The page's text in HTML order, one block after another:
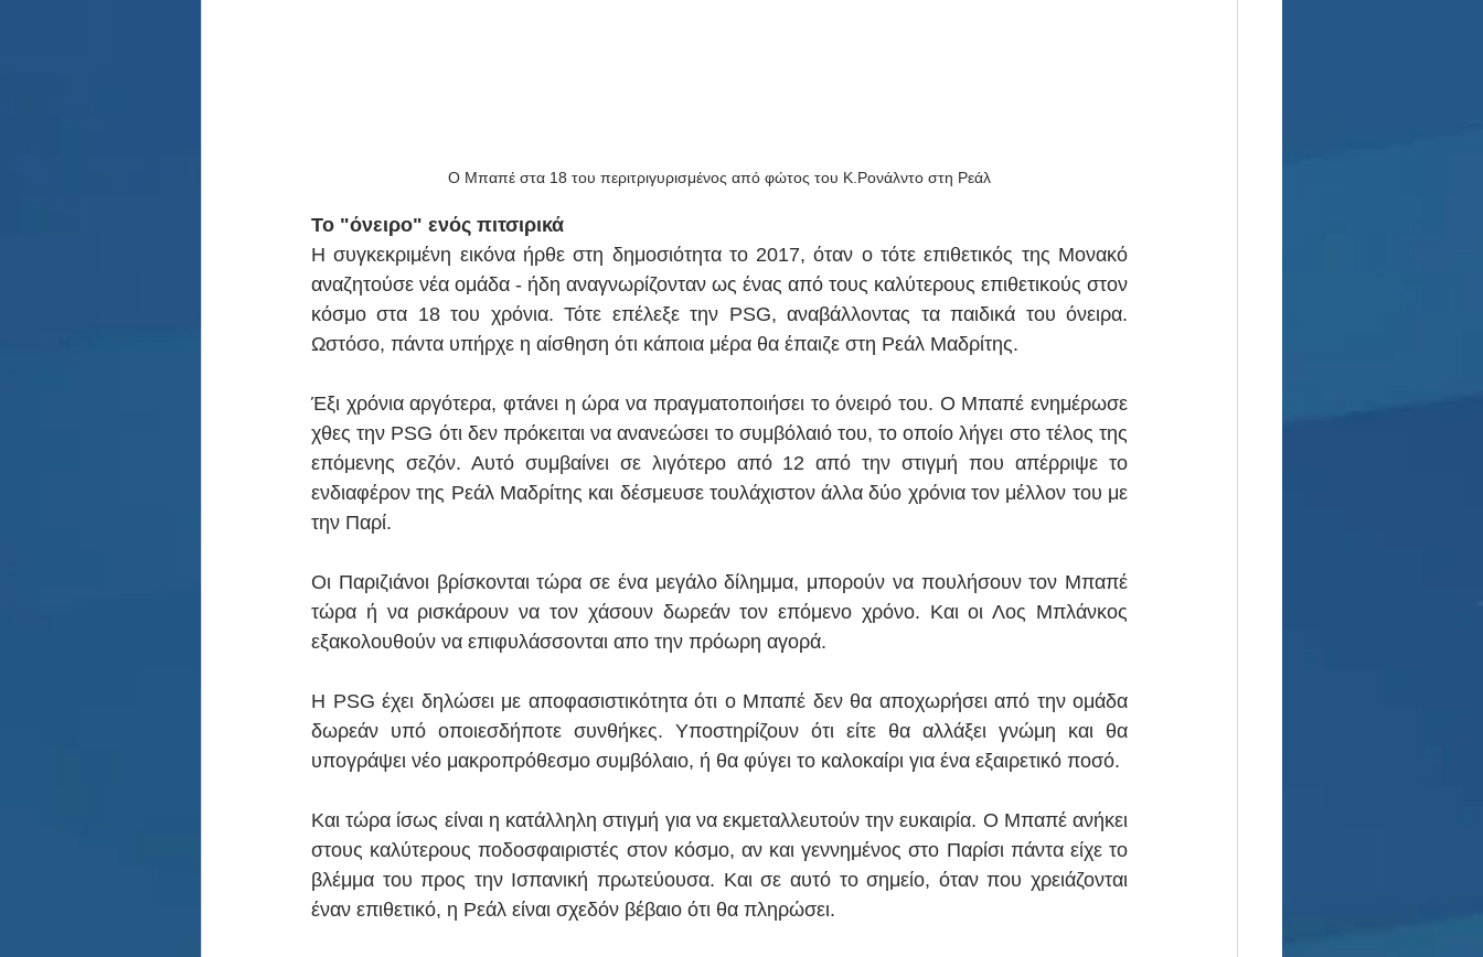
Ο Μπαπέ στα 18 του περιτριγυρισμένος από φώτος του Κ.Ρονάλντο στη Ρεάλ
Το "όνειρο" ενός πιτσιρικά
Η συγκεκριμένη εικόνα ήρθε στη δημοσιότητα το 2017, όταν ο τότε επιθετικός της Μονακό
αναζητούσε νέα ομάδα - ήδη αναγνωρίζονταν ως ένας από τους καλύτερους επιθετικούς στον
κόσμο στα 18 του χρόνια. Τότε επέλεξε την PSG, αναβάλλοντας τα παιδικά του όνειρα.
Ωστόσο, πάντα υπήρχε η αίσθηση ότι κάποια μέρα θα έπαιζε στη Ρεάλ Μαδρίτης.
Έξι χρόνια αργότερα, φτάνει η ώρα να πραγματοποιήσει το όνειρό του. Ο Μπαπέ ενημέρωσε
χθες την PSG ότι δεν πρόκειται να ανανεώσει το συμβόλαιό του, το οποίο λήγει στο τέλος της
επόμενης σεζόν. Αυτό συμβαίνει σε λιγότερο από 12 από την στιγμή που απέρριψε το
ενδιαφέρον της Ρεάλ Μαδρίτης και δέσμευσε τουλάχιστον άλλα δύο χρόνια τον μέλλον του με
την Παρί.
Οι Παριζιάνοι βρίσκονται τώρα σε ένα μεγάλο δίλημμα, μπορούν να πουλήσουν τον Μπαπέ
τώρα ή να ρισκάρουν να τον χάσουν δωρεάν τον επόμενο χρόνο. Και οι Λος Μπλάνκος
εξακολουθούν να επιφυλάσσονται απο την πρόωρη αγορά.
Η PSG έχει δηλώσει με αποφασιστικότητα ότι ο Μπαπέ δεν θα αποχωρήσει από την ομάδα
δωρεάν υπό οποιεσδήποτε συνθήκες. Υποστηρίζουν ότι είτε θα αλλάξει γνώμη και θα
υπογράψει νέο μακροπρόθεσμο συμβόλαιο, ή θα φύγει το καλοκαίρι για ένα εξαιρετικό ποσό.
Και τώρα ίσως είναι η κατάλληλη στιγμή για να εκμεταλλευτούν την ευκαιρία. Ο Μπαπέ ανήκει
στους καλύτερους ποδοσφαιριστές στον κόσμο, αν και γεννημένος στο Παρίσι πάντα είχε το
βλέμμα του προς την Ισπανική πρωτεύουσα. Και σε αυτό το σημείο, όταν που χρειάζονται
έναν επιθετικό, η Ρεάλ είναι σχεδόν βέβαιο ότι θα πληρώσει.